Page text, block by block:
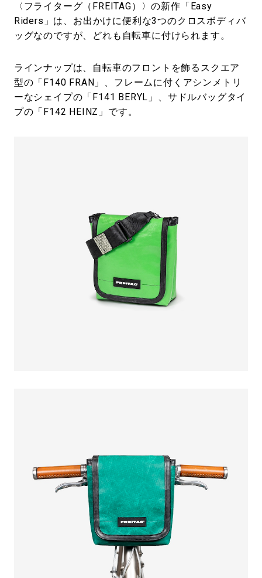
〈フライターグ（FREITAG）〉の新作「Easy
Riders」は、お出かけに便利な3つのクロスボディバ
ッグなのですが、どれも自転車に付けられます。
ラインナップは、自転車のフロントを飾るスクエア
型の「F140 FRAN」、フレームに付くアシンメトリ
ーなシェイプの「F141 BERYL」、サドルバッグタイ
プの「F142 HEINZ」です。